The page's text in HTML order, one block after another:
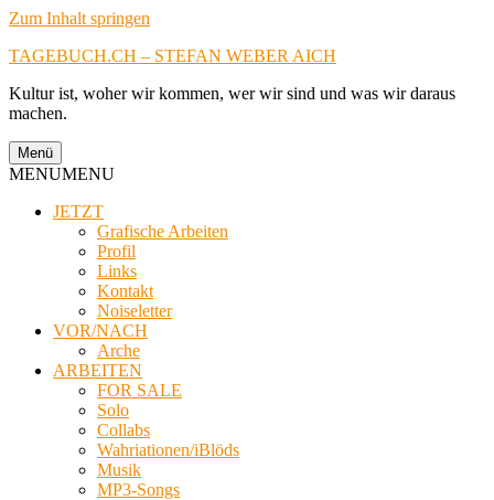
Zum Inhalt springen
TAGEBUCH.CH – STEFAN WEBER AICH
Kultur ist, woher wir kommen, wer wir sind und was wir daraus
machen.
Menü
MENUMENU
JETZT
Grafische Arbeiten
Profil
Links
Kontakt
Noiseletter
VOR/NACH
Arche
ARBEITEN
FOR SALE
Solo
Collabs
Wahriationen/iBlöds
Musik
MP3-Songs